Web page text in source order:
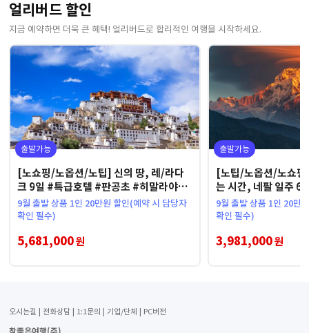
얼리버드 할인
지금 예약하면 더욱 큰 혜택! 얼리버드로 합리적인 여행을 시작하세요.
출발가능
[노쇼핑/노옵션/노팁] 신의 땅, 레/라다
크 9일 #특급호텔 #판공초 #히말라야절
경
9월 출발 상품 1인 20만원 할인(예약 시 담당자
확인 필수)
5,681,000원
출발가능
[노팁/노옵션/노쇼
는 시간, 네팔 일주 6
선 2회
9월 출발 상품 1인 20만
확인 필수)
3,981,000원
오시는길 전화상담 1:1문의 기업/단체 PC버전